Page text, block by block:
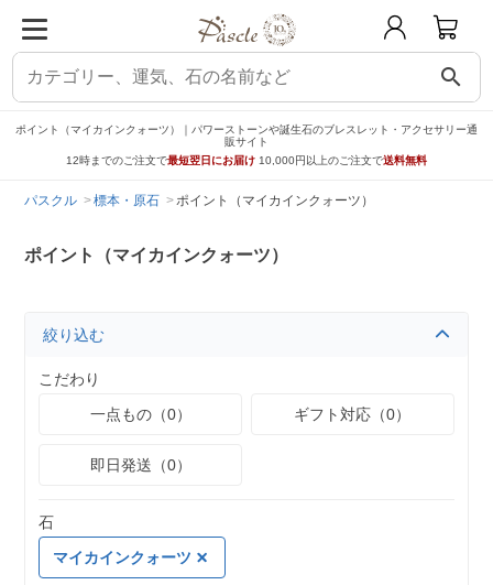
search
ポイント（マイカインクォーツ）｜パワーストーンや誕生石のブレスレット・アクセサリー通
販サイト
12時までのご注文で最短翌日にお届け 10,000円以上のご注文で送料無料
パスクル 標本・原石 ポイント（マイカインクォーツ）
ポイント（マイカインクォーツ）
絞り込む
こだわり
一点もの（0）
ギフト対応（0）
即日発送（0）
石
マイカインクォーツ